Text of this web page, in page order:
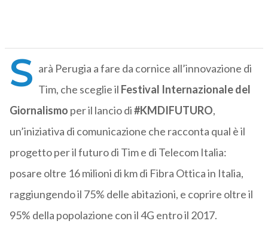
S arà Perugia a fare da cornice all’innovazione di
Tim, che sceglie il Festival Internazionale del
Giornalismo per il lancio di#KMDIFUTURO,
un’iniziativa di comunicazione che racconta qual è il
progetto per il futuro di Tim e di Telecom Italia:
posare oltre 16 milioni di km di Fibra Ottica in Italia,
raggiungendo il 75% delle abitazioni, e coprire oltre il
95% della popolazione con il 4G entro il 2017.